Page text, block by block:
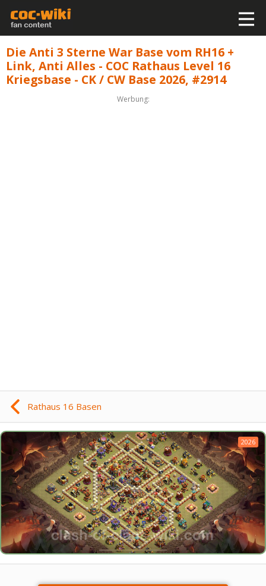
Die Anti 3 Sterne War Base vom RH16 +
Link, Anti Alles - COC Rathaus Level 16
Kriegsbase - CK / CW Base 2026, #2914
Werbung:
Rathaus 16 Basen
2026